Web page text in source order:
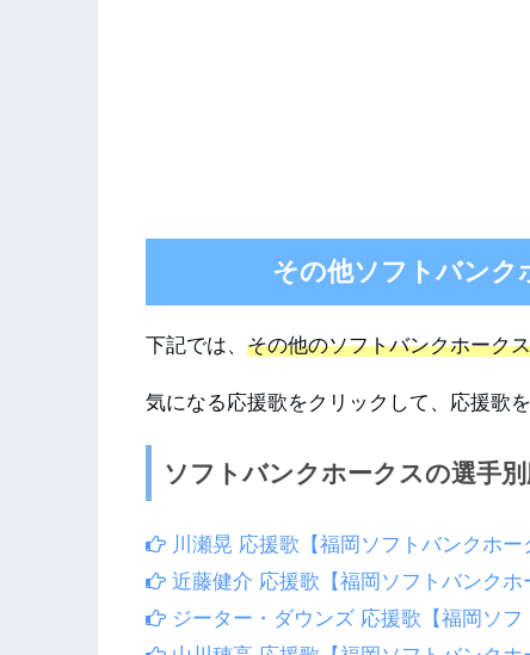
その他ソフトバンク
下記では、 その他のソフトバンクホーク
気になる応援歌をクリックして、応援歌
ソフトバンクホークスの選手別
川瀬晃 応援歌【福岡ソフトバンクホー
近藤健介 応援歌【福岡ソフトバンクホ
ジーター・ダウンズ 応援歌【福岡ソフ